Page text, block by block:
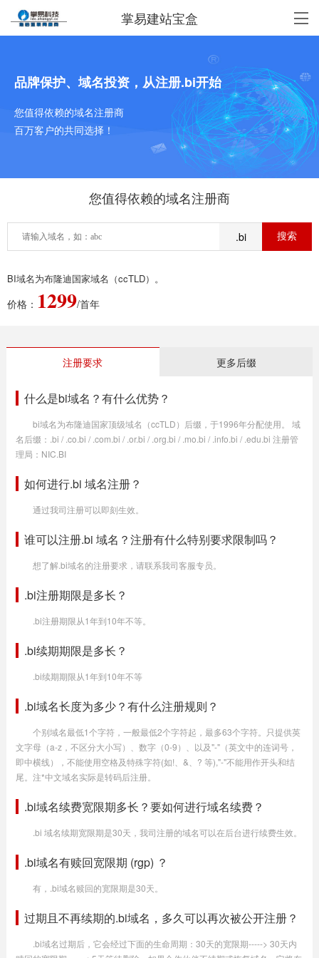
掌易建站宝盒
品牌保护、域名投资，从注册.bi开始
您值得依赖的域名注册商
百万客户的共同选择！
您值得依赖的域名注册商
.bi
BI域名为布隆迪国家域名（ccTLD）。
价格： 1299/首年
注册要求 更多后缀
什么是bi域名？有什么优势？
bi域名为布隆迪国家顶级域名（ccTLD）后缀，于1996年分配使用。 域
名后缀：.bi / .co.bi / .com.bi / .or.bi / .org.bi / .mo.bi / .info.bi / .edu.bi 注册管
理局：NIC.BI
如何进行.bi 域名注册？
通过我司注册可以即刻生效。
谁可以注册.bi 域名？注册有什么特别要求限制吗？
想了解.bi域名的注册要求，请联系我司客服专员。
.bi注册期限是多长？
.bi注册期限从1年到10年不等。
.bi续期期限是多长？
.bi续期期限从1年到10年不等
.bi域名长度为多少？有什么注册规则？
个别域名最低1个字符，一般最低2个字符起，最多63个字符。只提供英
文字母（a-z，不区分大小写）、数字（0-9）、以及"-"（英文中的连词号，
即中横线），不能使用空格及特殊字符(如!、&、? 等),"-"不能用作开头和结
尾。注*中文域名实际是转码后注册。
.bi域名续费宽限期多长？要如何进行域名续费？
.bi 域名续期宽限期是30天，我司注册的域名可以在后台进行续费生效。
.bi域名有赎回宽限期 (rgp) ？
有，.bi域名赎回的宽限期是30天。
过期且不再续期的.bi域名，多久可以再次被公开注册？
.bi域名过期后，它会经过下面的生命周期：30天的宽限期-----> 30天内